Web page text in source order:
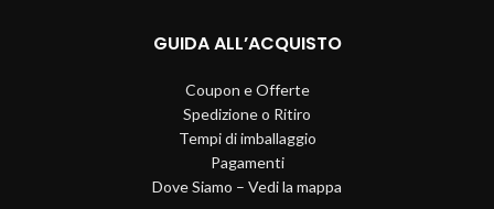
GUIDA ALL’ACQUISTO
Coupon e Offerte
Spedizione o Ritiro
Tempi di imballaggio
Pagamenti
Dove Siamo – Vedi la mappa